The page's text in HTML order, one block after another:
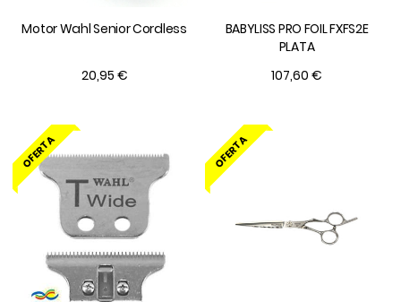
Motor Wahl Senior Cordless
20,95 €
BABYLISS PRO FOIL FXFS2E
PLATA
107,60 €
OFERTA OFERTA